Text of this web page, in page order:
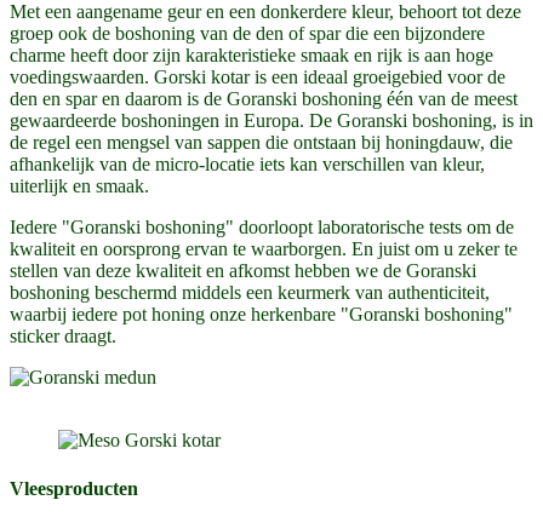
Met een aangename geur en een donkerdere kleur, behoort tot deze
groep ook de boshoning van de den of spar die een bijzondere
charme heeft door zijn karakteristieke smaak en rijk is aan hoge
voedingswaarden. Gorski kotar is een ideaal groeigebied voor de
den en spar en daarom is de Goranski boshoning één van de meest
gewaardeerde boshoningen in Europa. De Goranski boshoning, is in
de regel een mengsel van sappen die ontstaan bij honingdauw, die
afhankelijk van de micro-locatie iets kan verschillen van kleur,
uiterlijk en smaak.
Iedere "Goranski boshoning" doorloopt laboratorische tests om de
kwaliteit en oorsprong ervan te waarborgen. En juist om u zeker te
stellen van deze kwaliteit en afkomst hebben we de Goranski
boshoning beschermd middels een keurmerk van authenticiteit,
waarbij iedere pot honing onze herkenbare "Goranski boshoning"
sticker draagt.
Vleesproducten